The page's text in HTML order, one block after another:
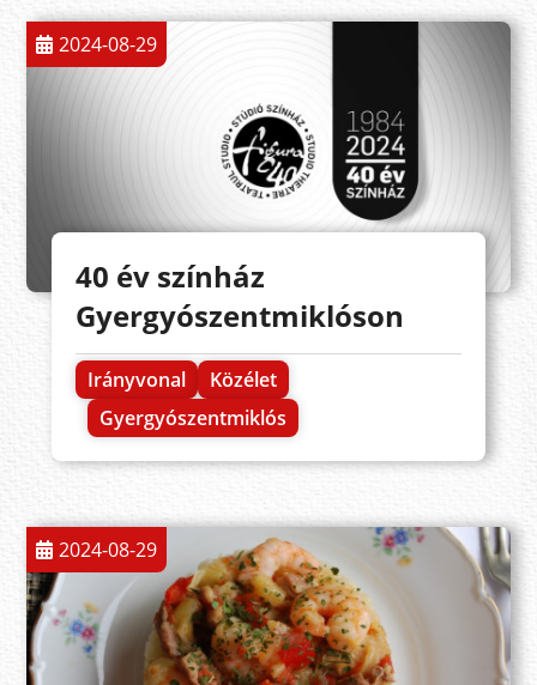
2024-08-29
40 év színház
Gyergyószentmiklóson
Irányvonal
Közélet
Gyergyószentmiklós
2024-08-29